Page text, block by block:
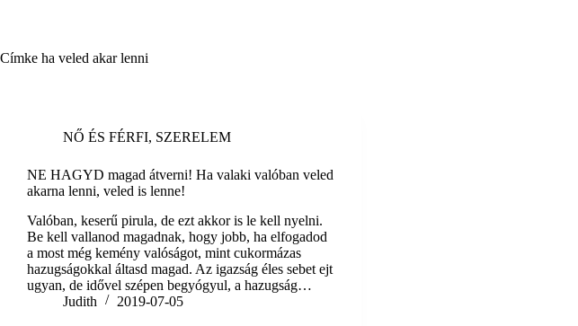
Címke ha veled akar lenni
NŐ ÉS FÉRFI, SZERELEM
NE HAGYD magad átverni! Ha valaki valóban veled
akarna lenni, veled is lenne!
Valóban, keserű pirula, de ezt akkor is le kell nyelni.
Be kell vallanod magadnak, hogy jobb, ha elfogadod
a most még kemény valóságot, mint cukormázas
hazugságokkal áltasd magad. Az igazság éles sebet ejt
ugyan, de idővel szépen begyógyul, a hazugság…
Judith
2019-07-05